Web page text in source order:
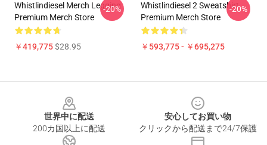
Whistlindiesel Merch Legging
Premium Merch Store
￥419,775$28.95
-20%
Whistlindiesel 2 Sweatshirt
Premium Merch Store
￥593,775 - ￥695,275
-20%
世界中に配送
200カ国以上に配送
安心してお買い物
クリックから配送まで24/7保護